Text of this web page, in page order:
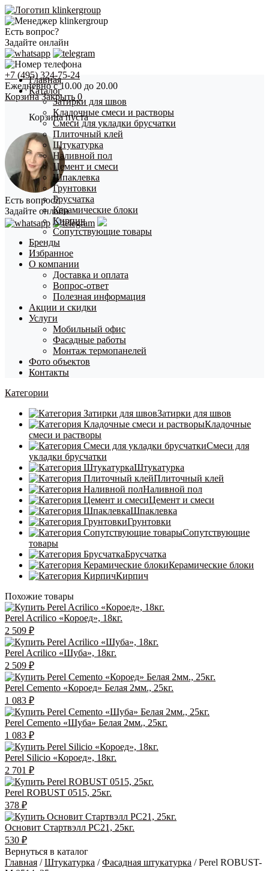
Есть вопрос?
Задайте онлайн
+7 (495) 324-75-24
Ежедневно с 10.00 до 20.00
Корзина Закрыть 0
Корзина пуста
Есть вопрос?
Задайте онлайн
Главная
Каталог
Затирки для швов
Кладочные смеси и растворы
Смеси для укладки брусчатки
Плиточный клей
Штукатурка
Наливной пол
Цемент и смеси
Шпаклевка
Грунтовки
Брусчатка
Керамические блоки
Кирпич
Сопутствующие товары
Бренды
Избранное
О компании
Доставка и оплата
Вопрос-ответ
Полезная информация
Акции и скидки
Услуги
Мобильный офис
Фасадные работы
Монтаж термопанелей
Фото объектов
Контакты
Категории
Затирки для швов
Кладочные
смеси и растворы
Смеси для
укладки брусчатки
Штукатурка
Плиточный клей
Наливной пол
Цемент и смеси
Шпаклевка
Грунтовки
Сопутствующие
товары
Брусчатка
Керамические блоки
Кирпич
Похожие товары
Perel Acrilico «Короед», 18кг.
2 509 ₽
Perel Acrilico «Шуба», 18кг.
2 509 ₽
Perel Cemento «Короед» Белая 2мм., 25кг.
1 083 ₽
Perel Cemento «Шуба» Белая 2мм., 25кг.
1 083 ₽
Perel Silicio «Короед», 18кг.
2 701 ₽
Perel ROBUST 0515, 25кг.
378 ₽
Основит Стартвэлл PC21, 25кг.
530 ₽
Вернуться в каталог
Главная /Штукатурка /Фасадная штукатурка / Perel ROBUST-